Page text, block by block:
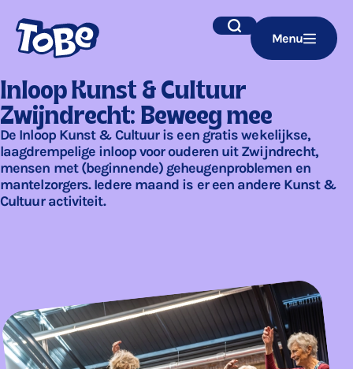
Navigatie
overslaan
Zoek Menu
Inloop Kunst & Cultuur
Zwijndrecht: Beweeg mee
De Inloop Kunst & Cultuur is een gratis wekelijkse,
laagdrempelige inloop voor ouderen uit Zwijndrecht,
mensen met (beginnende) geheugenproblemen en
mantelzorgers. Iedere maand is er een andere Kunst &
Cultuur activiteit.